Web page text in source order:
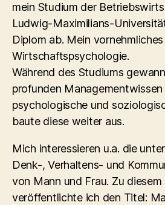
mein Studium der
Ludwig-Maximilians-
Diplom ab. Mein
Wirtschaftspsychologie.
Während des Studiums
profunden
psychologische und
baute diese weiter aus.
Mich interessieren u.a. die
Denk-, Verhaltens- und
von Mann und Frau. Zu diesem
veröffentlichte ich den Titel: